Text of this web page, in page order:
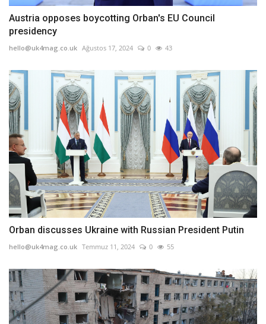
Austria opposes boycotting Orban's EU Council
presidency
hello@uk4mag.co.uk Ağustos 17, 2024 0 43
Orban discusses Ukraine with Russian President Putin
hello@uk4mag.co.uk Temmuz 11, 2024 0 55